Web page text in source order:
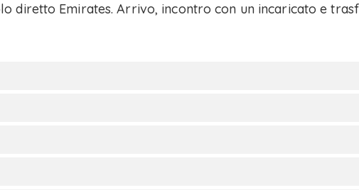
diretto Emirates. Arrivo, incontro con un incaricato e